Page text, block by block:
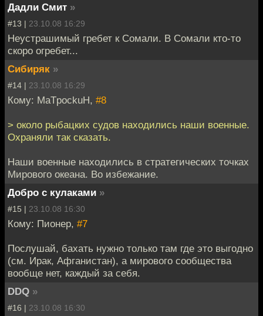
Дадли Смит »
#13 | 23.10.08 16:29
Неустрашимый гребет к Сомали. В Сомали кто-то
скоро огребет...
Сибиряк »
#14 | 23.10.08 16:29
Кому: MaTpockuH, #8
> около рыбацких судов находились наши военные.
Охраняли так сказать.
Наши военные находились в стратегических точках
Мирового океана. Во избежание.
Добро с кулаками »
#15 | 23.10.08 16:30
Кому: Пионер, #7
Послушай, бахать нужно только там где это выгодно
(см. Ирак, Афганистан), а мирового сообщества
вообще нет, каждый за себя.
DDQ »
#16 | 23.10.08 16:30